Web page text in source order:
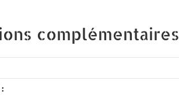
complémentaires